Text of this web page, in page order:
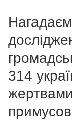
314